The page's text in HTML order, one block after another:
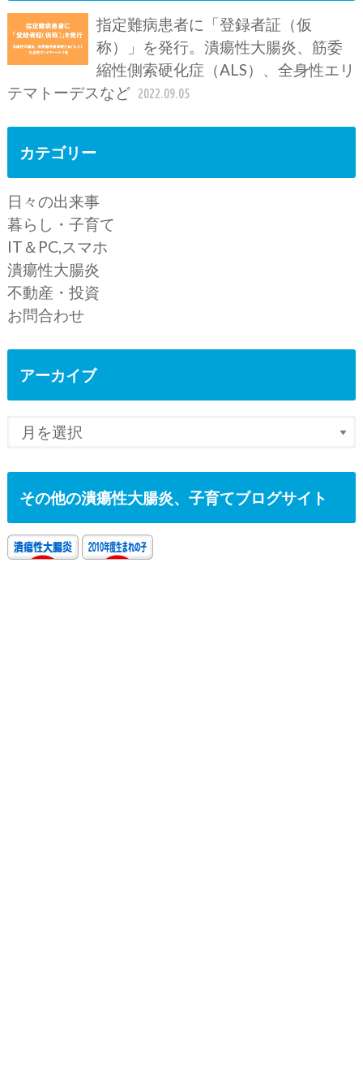
指定難病患者に「登録者証（仮
称）」を発行。潰瘍性大腸炎、筋委
縮性側索硬化症（ALS）、全身性エリ
テマトーデスなど 2022.09.05
カテゴリー
日々の出来事
暮らし・子育て
IT＆PC,スマホ
潰瘍性大腸炎
不動産・投資
お問合わせ
アーカイブ
その他の潰瘍性大腸炎、子育てブログサイト